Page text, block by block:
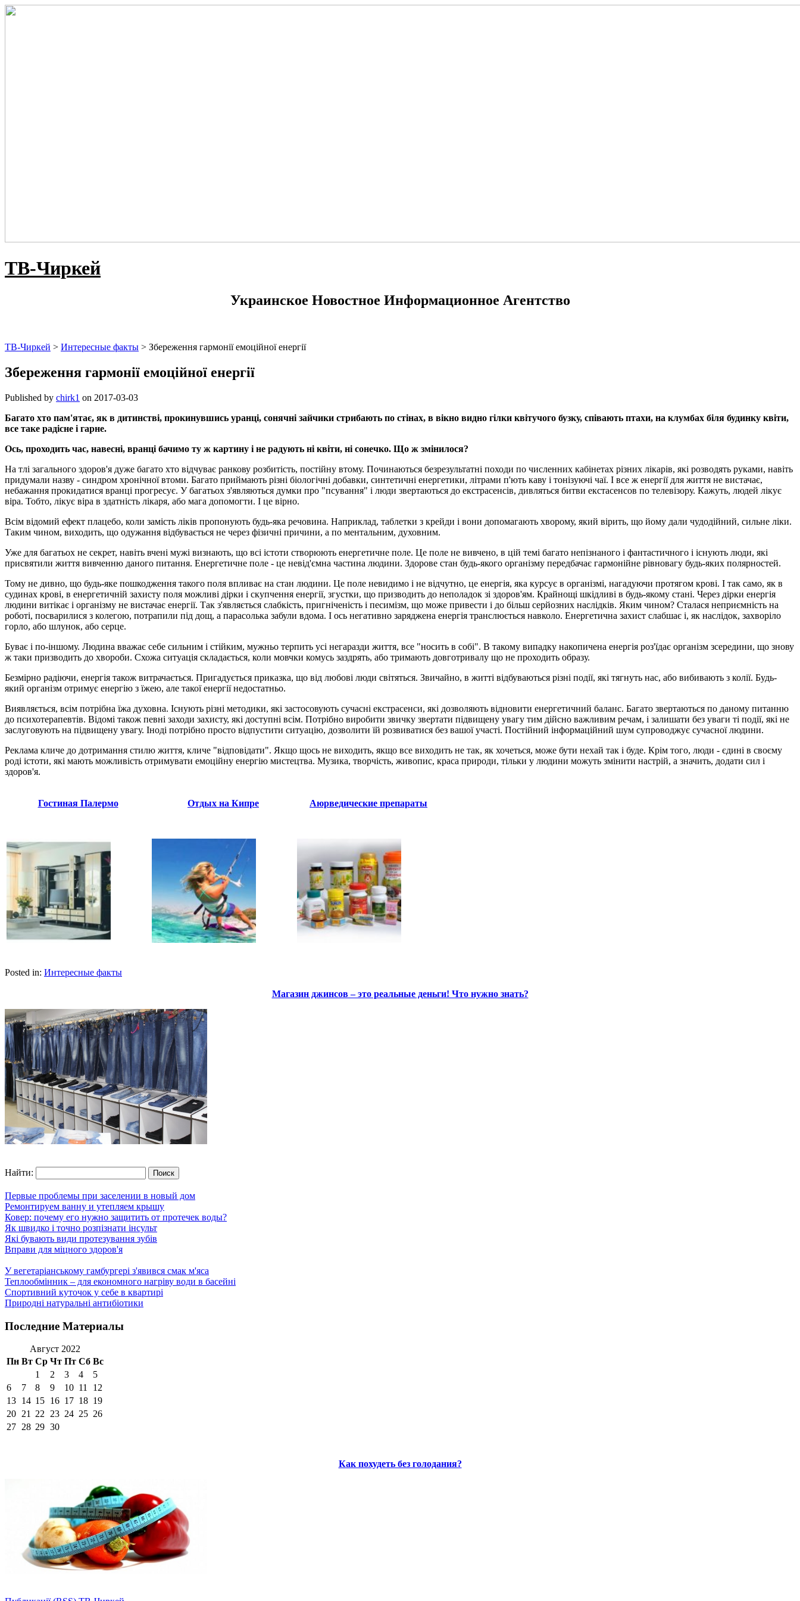
ТВ-Чиркей
Украинское Новостное Информационное Агентство
ТВ-Чиркей > Интересные факты > Збереження гармонії емоційної енергії
Збереження гармонії емоційної енергії
Published by chirk1 on 2017-03-03
Багато хто пам'ятає, як в дитинстві, прокинувшись уранці, сонячні зайчики стрибають по стінах, в вікно видно гілки квітучого бузку, співають птахи, на клумбах біля будинку квіти,
все таке радісне і гарне.
Ось, проходить час, навесні, вранці бачимо ту ж картину і не радують ні квіти, ні сонечко. Що ж змінилося?
На тлі загального здоров'я дуже багато хто відчуває ранкову розбитість, постійну втому. Починаються безрезультатні походи по численних кабінетах різних лікарів, які розводять руками, навіть
придумали назву - синдром хронічної втоми. Багато приймають різні біологічні добавки, синтетичні енергетики, літрами п'ють каву і тонізуючі чаї. І все ж енергії для життя не вистачає,
небажання прокидатися вранці прогресує. У багатьох з'являються думки про "псування" і люди звертаються до екстрасенсів, дивляться битви екстасенсов по телевізору. Кажуть, людей лікує
віра. Тобто, лікує віра в здатність лікаря, або мага допомогти. І це вірно.
Всім відомий ефект плацебо, коли замість ліків пропонують будь-яка речовина. Наприклад, таблетки з крейди і вони допомагають хворому, який вірить, що йому дали чудодійний, сильне ліки.
Таким чином, виходить, що одужання відбувається не через фізичні причини, а по ментальним, духовним.
Уже для багатьох не секрет, навіть вчені мужі визнають, що всі істоти створюють енергетичне поле. Це поле не вивчено, в цій темі багато непізнаного і фантастичного і існують люди, які
присвятили життя вивченню даного питання. Енергетичне поле - це невід'ємна частина людини. Здорове стан будь-якого організму передбачає гармонійне рівновагу будь-яких полярностей.
Тому не дивно, що будь-яке пошкодження такого поля впливає на стан людини. Це поле невидимо і не відчутно, це енергія, яка курсує в організмі, нагадуючи протягом крові. І так само, як в
судинах крові, в енергетичній захисту поля можливі дірки і скупчення енергії, згустки, що призводить до неполадок зі здоров'ям. Крайнощі шкідливі в будь-якому стані. Через дірки енергія
людини витікає і організму не вистачає енергії. Так з'являється слабкість, пригніченість і песимізм, що може привести і до більш серйозних наслідків. Яким чином? Сталася неприємність на
роботі, посварилися з колегою, потрапили під дощ, а парасолька забули вдома. І ось негативно заряджена енергія транслюється навколо. Енергетична захист слабшає і, як наслідок, захворіло
горло, або шлунок, або серце.
Буває і по-іншому. Людина вважає себе сильним і стійким, мужньо терпить усі негаразди життя, все "носить в собі". В такому випадку накопичена енергія роз'їдає організм зсередини, що знову
ж таки призводить до хвороби. Схожа ситуація складається, коли мовчки комусь заздрять, або тримають довготривалу що не проходить образу.
Безмірно радіючи, енергія також витрачається. Пригадується приказка, що від любові люди світяться. Звичайно, в житті відбуваються різні події, які тягнуть нас, або вибивають з колії. Будь-
який організм отримує енергію з їжею, але такої енергії недостатньо.
Виявляється, всім потрібна їжа духовна. Існують різні методики, які застосовують сучасні екстрасенси, які дозволяють відновити енергетичний баланс. Багато звертаються по даному питанню
до психотерапевтів. Відомі також певні заходи захисту, які доступні всім. Потрібно виробити звичку звертати підвищену увагу тим дійсно важливим речам, і залишати без уваги ті події, які не
заслуговують на підвищену увагу. Іноді потрібно просто відпустити ситуацію, дозволити їй розвиватися без вашої участі. Постійний інформаційний шум супроводжує сучасної людини.
Реклама кличе до дотримання стилю життя, кличе "відповідати". Якщо щось не виходить, якщо все виходить не так, як хочеться, може бути нехай так і буде. Крім того, люди - єдині в своєму
роді істоти, які мають можливість отримувати емоційну енергію мистецтва. Музика, творчість, живопис, краса природи, тільки у людини можуть змінити настрій, а значить, додати сил і
здоров'я.
Гостиная Палермо Отдых на Кипре Аюрведические препараты
Posted in: Интересные факты
Магазин джинсов – это реальные деньги! Что нужно знать?
Найти:
Первые проблемы при заселении в новый дом
Ремонтируем ванну и утепляем крышу
Ковер: почему его нужно защитить от протечек воды?
Як швидко і точно розпізнати інсульт
Які бувають види протезування зубів
Вправи для міцного здоров'я
У вегетаріанському гамбургері з'явився смак м'яса
Теплообмінник – для економного нагріву води в басейні
Спортивний куточок у себе в квартирі
Природні натуральні антибіотики
Последние Материалы
Август 2022
Пн Вт Ср Чт Пт Сб Вс
1
2 3 4
5
6
7 8 9 10 11
12
13 14 15 16 17 18 19
20 21 22 23 24 25 26
27 28 29 30
Как похудеть без голодания?